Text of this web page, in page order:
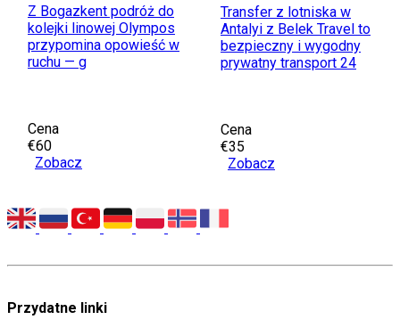
Z Bogazkent podróż do
kolejki linowej Olympos
przypomina opowieść w
ruchu — g
Cena
€60
Zobacz
Transfer z lotniska w
Antalyi z Belek Travel to
bezpieczny i wygodny
prywatny transport 24
Cena
€35
Zobacz
Przydatne linki